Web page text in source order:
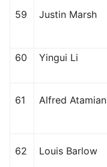
59 Justin Marsh
60 Yingui Li
61 Alfred Atamian
62 Louis Barlow